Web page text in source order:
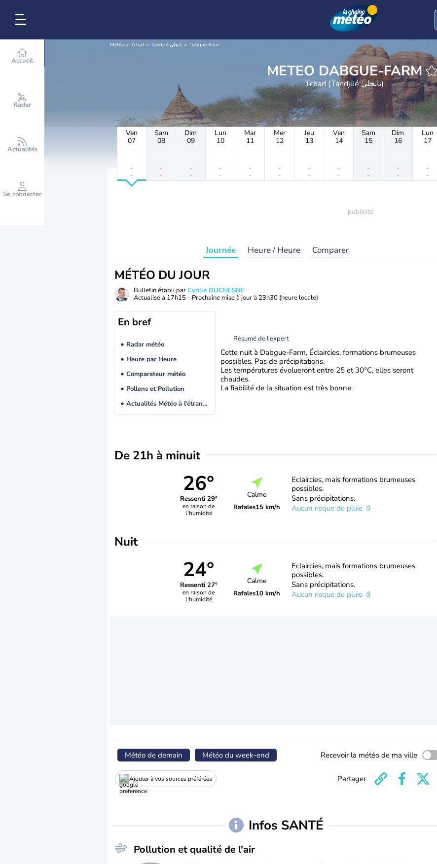
Accueil
Radar
Actualités
Se connecter
Météo Tchad Tandjilé تانجلي Dabgue-Farm
METEO DABGUE-FARM
Tchad (Tandjilé تانجلي)
Ven
07
-
-
Sam
08
-
-
Dim
09
-
-
Lun
10
-
-
Mar
11
-
-
Mer
12
-
-
Jeu
13
-
-
Ven
14
-
-
Sam
15
-
-
Dim
16
-
-
Lun
17
-
-
Journée Heure / Heure Comparer
MÉTÉO DU JOUR
Bulletin établi parCyrille DUCHESNE
Actualisé à 17h15 - Prochaine mise à jour à 23h30 (heure locale)
En bref
Radar météo
Heure par Heure
Comparateur météo
Pollens et Pollution
Actualités Météo à l'étranger
Résumé de l’expert
Cette nuit à Dabgue-Farm, Éclaircies, formations brumeuses
possibles. Pas de précipitations.
Les températures évolueront entre 25 et 30°C, elles seront
chaudes.
La fiabilité de la situation est très bonne.
De 21h à minuit
26°
Ressenti 29°
en raison de
l'humidité
Calme
Rafales15 km/h
Eclaircies, mais formations brumeuses
possibles.
Sans précipitations.
Aucun risque de pluie
Nuit
24°
Ressenti 27°
en raison de
l'humidité
Calme
Rafales10 km/h
Eclaircies, mais formations brumeuses
possibles.
Sans précipitations.
Aucun risque de pluie
Météo de demain Météo du week-end Recevoir la météo de ma ville
Ajouter à vos sources préférées Partager
Infos SANTÉ
Pollution et qualité de l'air